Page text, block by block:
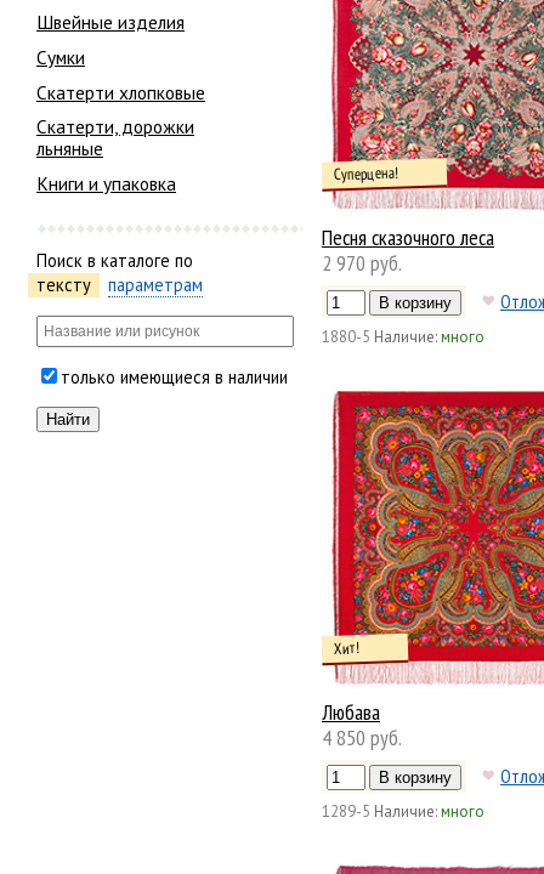
Швейные изделия
Сумки
Скатерти хлопковые
Скатерти, дорожки
льняные
Книги и упаковка
Поиск в каталоге по
тексту
параметрам
только имеющиеся в наличии
Песня сказочного леса
Суперцена!
2 970 руб.
1880-5 Наличие:много
Любава
Хит!
4 850 руб.
1289-5 Наличие:много